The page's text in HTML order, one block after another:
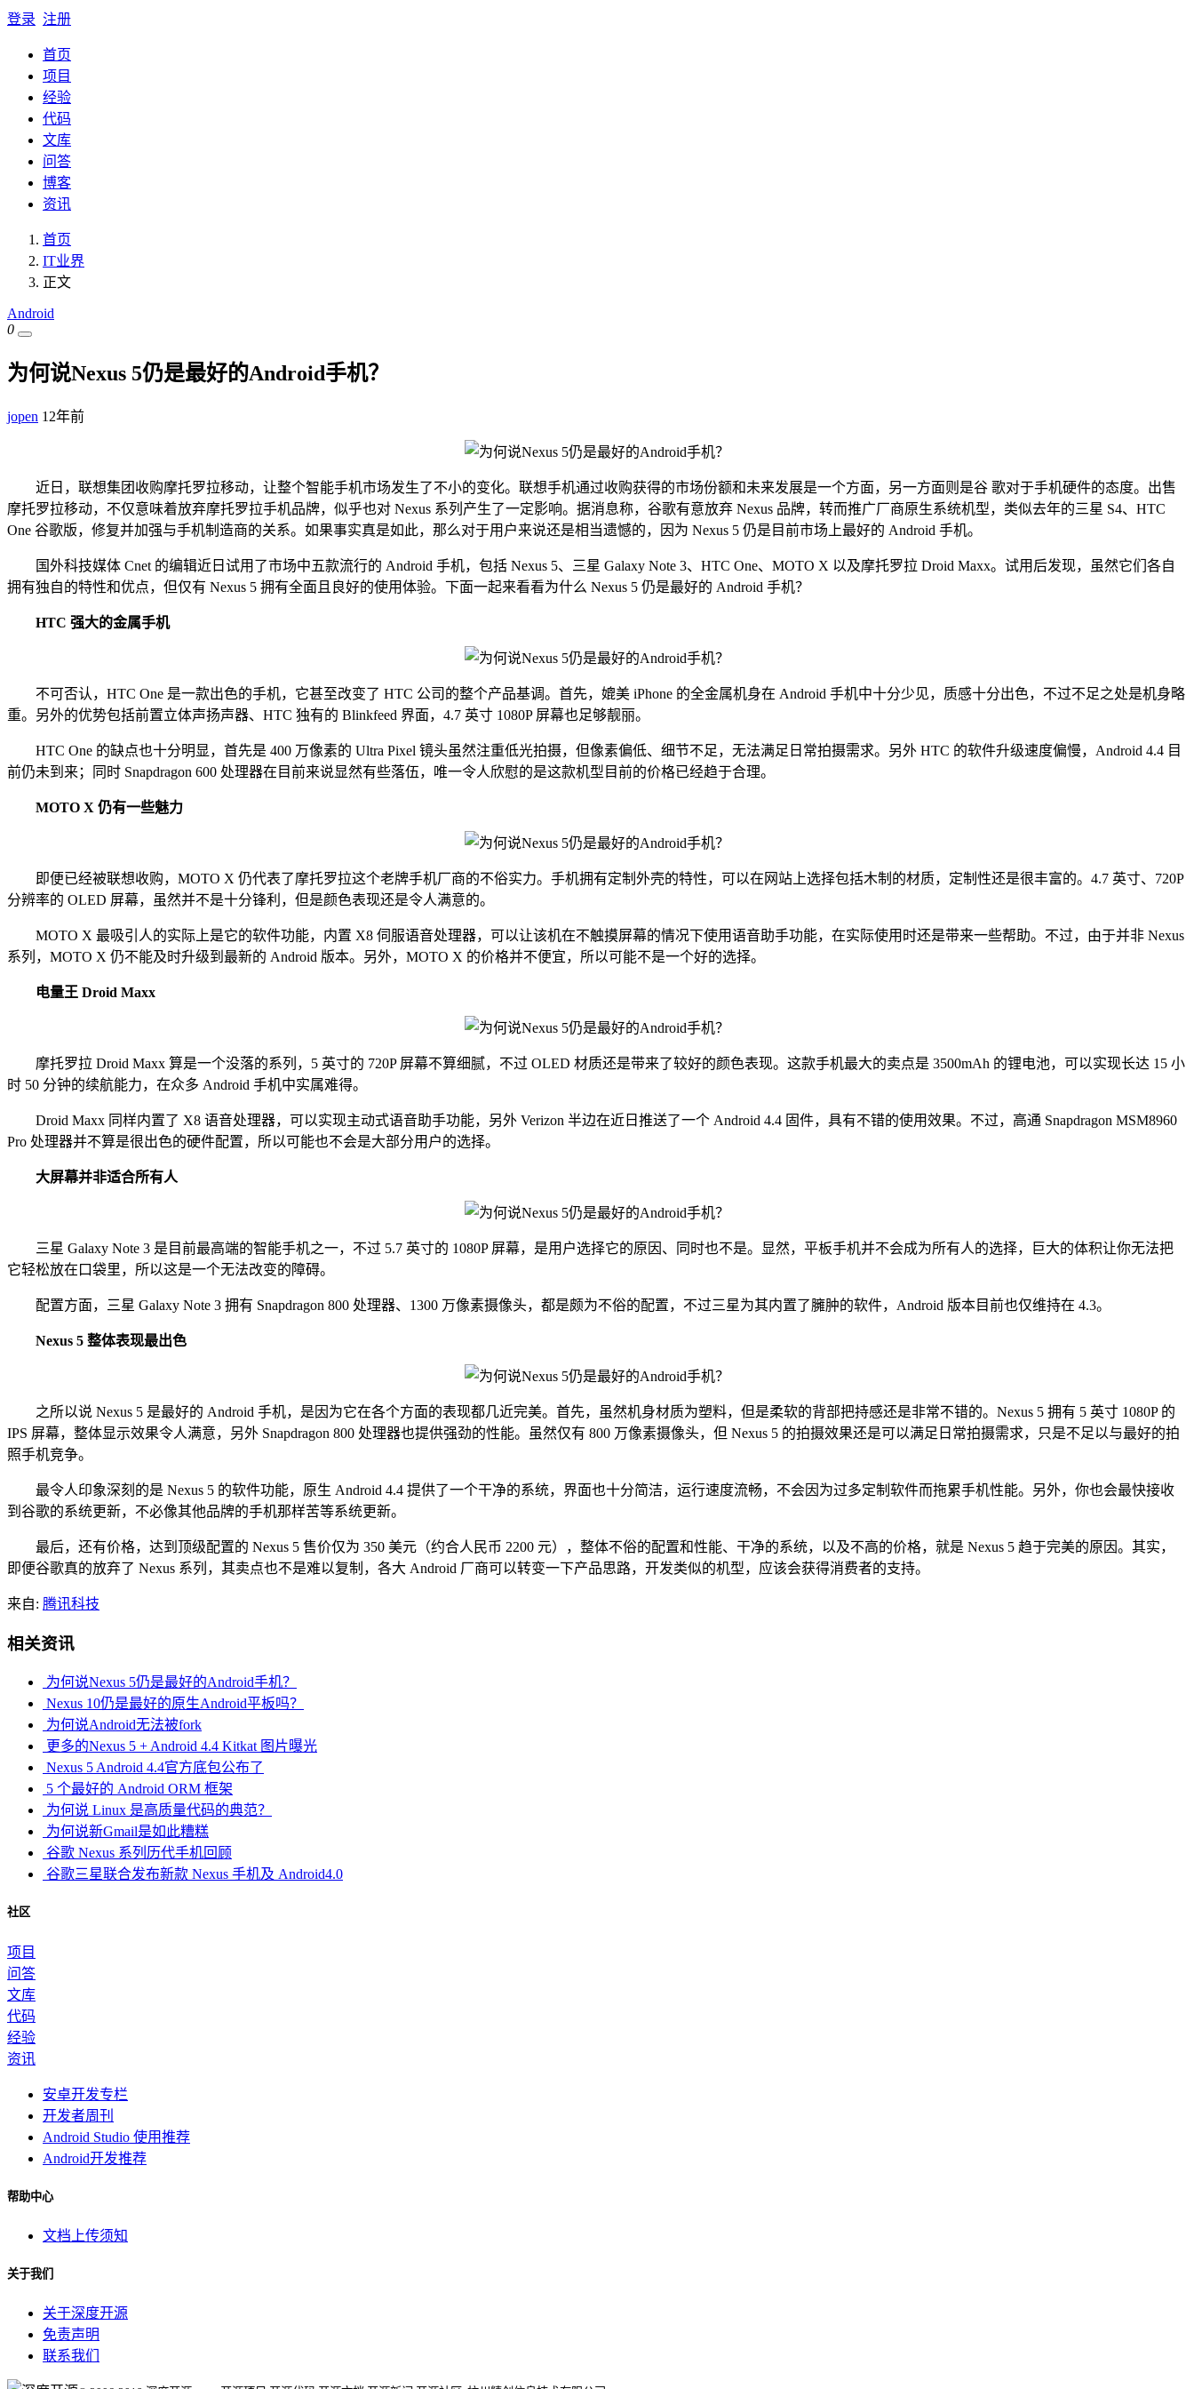
登录 注册
首页
项目
经验
代码
文库
问答
博客
资讯
首页
IT业界
正文
Android
0
为何说Nexus 5仍是最好的Android手机？
jopen 12年前
近日，联想集团收购摩托罗拉移动，让整个智能手机市场发生了不小的变化。联想手机通过收购获得的市场份额和未来发展是一个方面，另一方面则是谷 歌对于手机硬件的态度。出售
摩托罗拉移动，不仅意味着放弃摩托罗拉手机品牌，似乎也对 Nexus 系列产生了一定影响。据消息称，谷歌有意放弃 Nexus 品牌，转而推广厂商原生系统机型，类似去年的三星 S4、HTC
One 谷歌版，修复并加强与手机制造商的关系。如果事实真是如此，那么对于用户来说还是相当遗憾的，因为 Nexus 5 仍是目前市场上最好的 Android 手机。
国外科技媒体 Cnet 的编辑近日试用了市场中五款流行的 Android 手机，包括 Nexus 5、三星 Galaxy Note 3、HTC One、MOTO X 以及摩托罗拉 Droid Maxx。试用后发现，虽然它们各自
拥有独自的特性和优点，但仅有 Nexus 5 拥有全面且良好的使用体验。下面一起来看看为什么 Nexus 5 仍是最好的 Android 手机？
HTC 强大的金属手机
不可否认，HTC One 是一款出色的手机，它甚至改变了 HTC 公司的整个产品基调。首先，媲美 iPhone 的全金属机身在 Android 手机中十分少见，质感十分出色，不过不足之处是机身略
重。另外的优势包括前置立体声扬声器、HTC 独有的 Blinkfeed 界面，4.7 英寸 1080P 屏幕也足够靓丽。
HTC One 的缺点也十分明显，首先是 400 万像素的 Ultra Pixel 镜头虽然注重低光拍摄，但像素偏低、细节不足，无法满足日常拍摄需求。另外 HTC 的软件升级速度偏慢，Android 4.4 目
前仍未到来；同时 Snapdragon 600 处理器在目前来说显然有些落伍，唯一令人欣慰的是这款机型目前的价格已经趋于合理。
MOTO X 仍有一些魅力
即便已经被联想收购，MOTO X 仍代表了摩托罗拉这个老牌手机厂商的不俗实力。手机拥有定制外壳的特性，可以在网站上选择包括木制的材质，定制性还是很丰富的。4.7 英寸、720P
分辨率的 OLED 屏幕，虽然并不是十分锋利，但是颜色表现还是令人满意的。
MOTO X 最吸引人的实际上是它的软件功能，内置 X8 伺服语音处理器，可以让该机在不触摸屏幕的情况下使用语音助手功能，在实际使用时还是带来一些帮助。不过，由于并非 Nexus
系列，MOTO X 仍不能及时升级到最新的 Android 版本。另外，MOTO X 的价格并不便宜，所以可能不是一个好的选择。
电量王 Droid Maxx
摩托罗拉 Droid Maxx 算是一个没落的系列，5 英寸的 720P 屏幕不算细腻，不过 OLED 材质还是带来了较好的颜色表现。这款手机最大的卖点是 3500mAh 的锂电池，可以实现长达 15 小
时 50 分钟的续航能力，在众多 Android 手机中实属难得。
Droid Maxx 同样内置了 X8 语音处理器，可以实现主动式语音助手功能，另外 Verizon 半边在近日推送了一个 Android 4.4 固件，具有不错的使用效果。不过，高通 Snapdragon MSM8960
Pro 处理器并不算是很出色的硬件配置，所以可能也不会是大部分用户的选择。
大屏幕并非适合所有人
三星 Galaxy Note 3 是目前最高端的智能手机之一，不过 5.7 英寸的 1080P 屏幕，是用户选择它的原因、同时也不是。显然，平板手机并不会成为所有人的选择，巨大的体积让你无法把
它轻松放在口袋里，所以这是一个无法改变的障碍。
配置方面，三星 Galaxy Note 3 拥有 Snapdragon 800 处理器、1300 万像素摄像头，都是颇为不俗的配置，不过三星为其内置了臃肿的软件，Android 版本目前也仅维持在 4.3。
Nexus 5 整体表现最出色
之所以说 Nexus 5 是最好的 Android 手机，是因为它在各个方面的表现都几近完美。首先，虽然机身材质为塑料，但是柔软的背部把持感还是非常不错的。Nexus 5 拥有 5 英寸 1080P 的
IPS 屏幕，整体显示效果令人满意，另外 Snapdragon 800 处理器也提供强劲的性能。虽然仅有 800 万像素摄像头，但 Nexus 5 的拍摄效果还是可以满足日常拍摄需求，只是不足以与最好的拍
照手机竞争。
最令人印象深刻的是 Nexus 5 的软件功能，原生 Android 4.4 提供了一个干净的系统，界面也十分简洁，运行速度流畅，不会因为过多定制软件而拖累手机性能。另外，你也会最快接收
到谷歌的系统更新，不必像其他品牌的手机那样苦等系统更新。
最后，还有价格，达到顶级配置的 Nexus 5 售价仅为 350 美元（约合人民币 2200 元），整体不俗的配置和性能、干净的系统，以及不高的价格，就是 Nexus 5 趋于完美的原因。其实，
即便谷歌真的放弃了 Nexus 系列，其卖点也不是难以复制，各大 Android 厂商可以转变一下产品思路，开发类似的机型，应该会获得消费者的支持。
来自: 腾讯科技
相关资讯
为何说Nexus 5仍是最好的Android手机？
Nexus 10仍是最好的原生Android平板吗？
为何说Android无法被fork
更多的Nexus 5 + Android 4.4 Kitkat 图片曝光
Nexus 5 Android 4.4官方底包公布了
5 个最好的 Android ORM 框架
为何说 Linux 是高质量代码的典范？
为何说新Gmail是如此糟糕
谷歌 Nexus 系列历代手机回顾
谷歌三星联合发布新款 Nexus 手机及 Android4.0
社区
项目
问答
文库
代码
经验
资讯
安卓开发专栏
开发者周刊
Android Studio 使用推荐
Android开发推荐
帮助中心
文档上传须知
关于我们
关于深度开源
免责声明
联系我们